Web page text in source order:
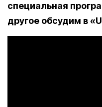
специальная
другое обсудим в